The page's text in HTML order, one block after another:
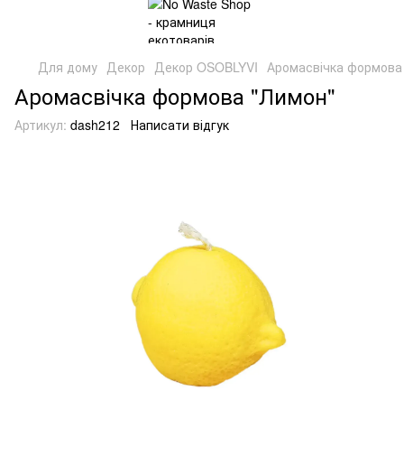
Для дому Декор Декор OSOBLYVI Аромасвічка
Аромасвічка формова "Лимон"
Артикул: dash212 Написати відгук